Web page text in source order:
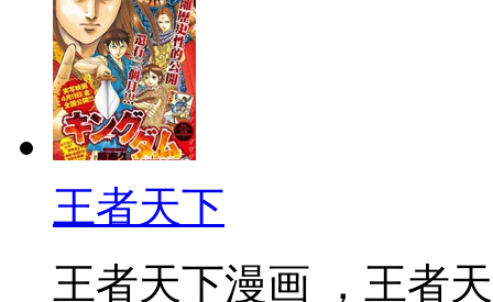
王者天下
王者天下漫画 ，王者